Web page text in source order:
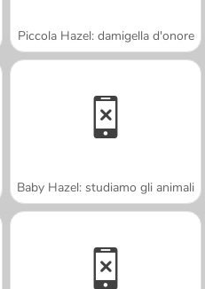
Piccola Hazel: damigella d'onore
Baby Hazel: studiamo gli animali